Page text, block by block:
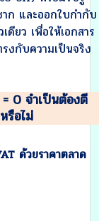
าก และออกใบกำกับ
ดียว เพื่อให้เอกสาร
งกับความเป็นจริง
0 จำเป็นต้องตี
รือไม่
ด้วยราคาตลาด